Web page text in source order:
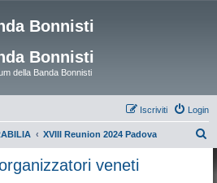
Bonnisti
Bonnisti
della Banda Bonnisti
Login
Iscriviti
XVIII Reunion 2024 Padova
veneti